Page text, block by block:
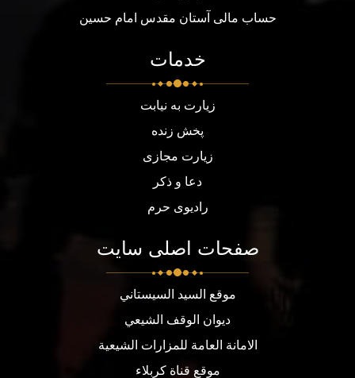
حساب مالی آستان مقدس امام حسین
خدمات
زیارت به نیابت
پخش زنده
زیارت مجازی
دعا و ذکر
رادیوی حرم
صفحات اصلی سایت
موقع السيد السيستاني
ديوان الوقف الشيعي
الامانة العامة للمزارات الشيعية
موقع قناة كربلاء